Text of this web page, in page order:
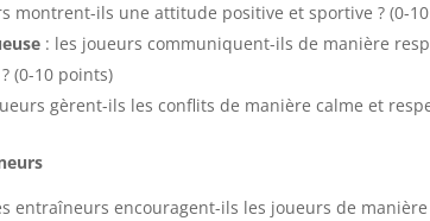
montrent-ils une attitude positive et sportive ? (0-
: les joueurs communiquent-ils de manière
(0-10 points)
gèrent-ils les conflits de manière calme et
entraîneurs encouragent-ils les joueurs de manière